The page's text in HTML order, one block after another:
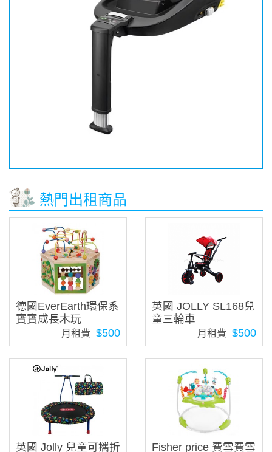
熱門出租商品
德國EverEarth環保系
寶寶成長木玩
月租費 $500
英國 JOLLY SL168兒
童三輪車
月租費 $500
英國 Jolly 兒童可攜折 Fisher price 費雪費雪